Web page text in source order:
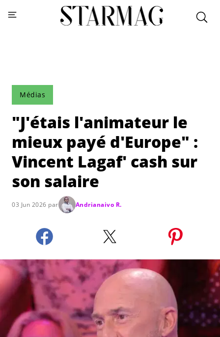
Médias
"J'étais l'animateur le
mieux payé d'Europe" :
Vincent Lagaf' cash sur
son salaire
03 Jun 2026 par Andrianaivo R.